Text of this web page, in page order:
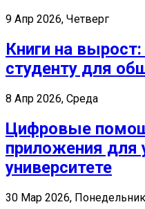
9 Апр 2026, Четверг
Книги на
студенту для
8 Апр 2026, Среда
Цифровые
приложения для
университете
30 Мар 2026, Понедельник